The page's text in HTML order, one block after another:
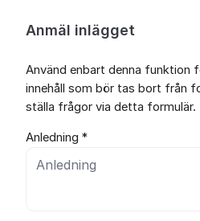
Anmäl inlägget
Använd enbart denna funktion
innehåll som bör tas bort från
ställa frågor via detta formulär.
Anledning *